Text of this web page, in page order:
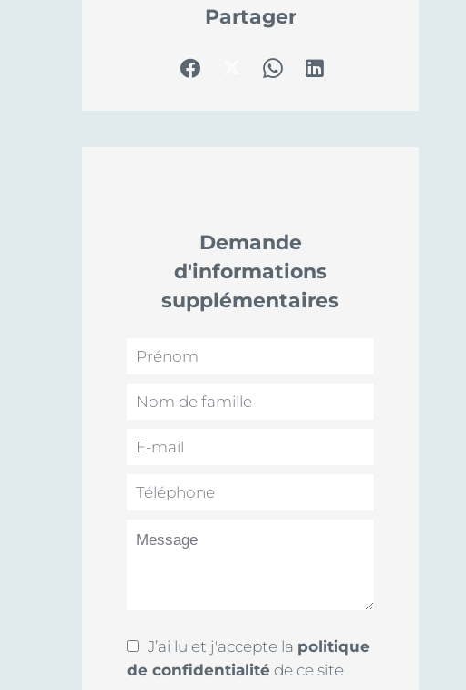
Partager
Demande
d'informations
supplémentaires
J’ai lu et j'accepte la politique
de confidentialité de ce site